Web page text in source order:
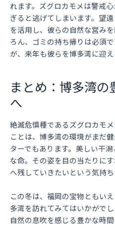
れます。ズグロカモメは警戒
ぎると逃げてしまいます。望
を活用し、彼らの自然な営み
ろん、ゴミの持ち帰りは必須
が、来年も彼らを博多湾に迎え
まとめ：博多湾
へ
絶滅危惧種であるズグロカモ
ことは、博多湾の環境がまだ
ターでもあります。美しい干
な命。その姿を目の当たりに
へ残していきたいという気持ち
この冬は、福岡の宝物ともい
多湾を訪れてみてはいかがで
自然の息吹を感じる豊かな時